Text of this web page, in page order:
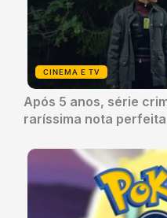
CINEMA E TV
Após 5 anos, série
raríssima nota